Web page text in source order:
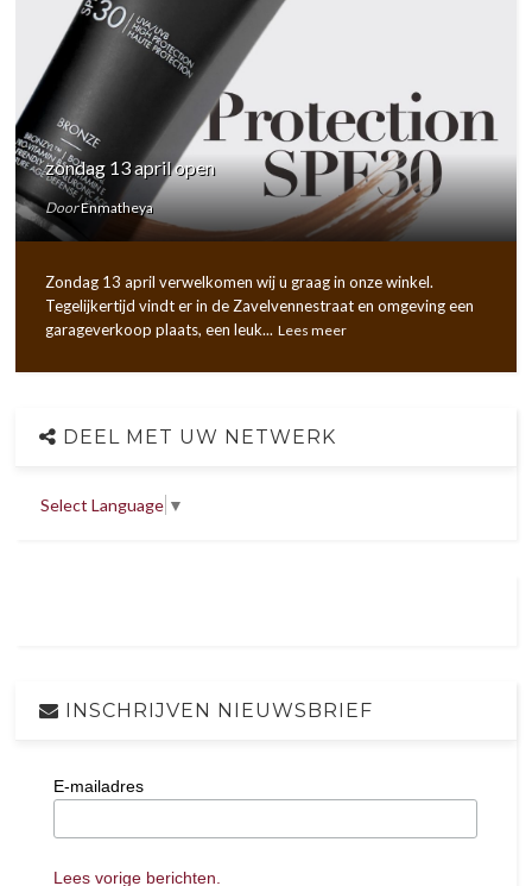
zondag 13 april open
DoorEnmatheya
Zondag 13 april verwelkomen wij u graag in onze winkel.
Tegelijkertijd vindt er in de Zavelvennestraat en omgeving een
garageverkoop plaats, een leuk... Lees meer
DEEL MET UW NETWERK
Select Language ▼
INSCHRIJVEN NIEUWSBRIEF
E-mailadres
Lees vorige berichten.